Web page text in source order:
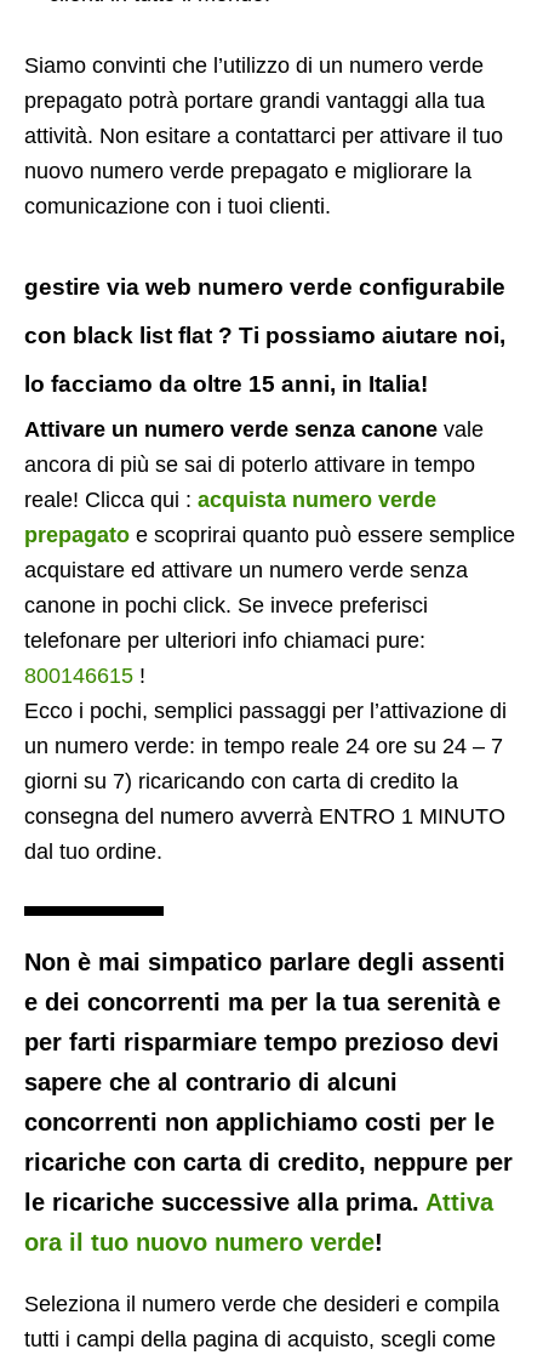
Siamo convinti che l’utilizzo di un numero verde
prepagato potrà portare grandi vantaggi alla tua
attività. Non esitare a contattarci per attivare il tuo
nuovo numero verde prepagato e migliorare la
comunicazione con i tuoi clienti.
gestire via web numero verde configurabile
con black list flat ? Ti possiamo aiutare noi,
lo facciamo da oltre 15 anni, in Italia!
Attivare un numero verde senza canone vale
ancora di più se sai di poterlo attivare in tempo
reale! Clicca qui : acquista numero verde
prepagato e scoprirai quanto può essere semplice
acquistare ed attivare un numero verde senza
canone in pochi click. Se invece preferisci
telefonare per ulteriori info chiamaci pure:
800146615 !
Ecco i pochi, semplici passaggi per l’attivazione di
un numero verde: in tempo reale 24 ore su 24 – 7
giorni su 7) ricaricando con carta di credito la
consegna del numero avverrà ENTRO 1 MINUTO
dal tuo ordine.
Non è mai simpatico parlare degli assenti
e dei concorrenti ma per la tua serenità e
per farti risparmiare tempo prezioso devi
sapere che al contrario di alcuni
concorrenti non applichiamo costi per le
ricariche con carta di credito, neppure per
le ricariche successive alla prima. Attiva
ora il tuo nuovo numero verde!
Seleziona il numero verde che desideri e compila
tutti i campi della pagina di acquisto, scegli come